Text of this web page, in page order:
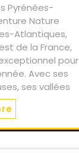
Pyrénées-
Nature
Atlantiques,
de la France,
pour
Avec ses
ses vallées